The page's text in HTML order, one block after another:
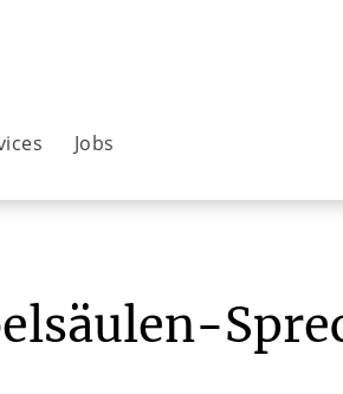
Jobs